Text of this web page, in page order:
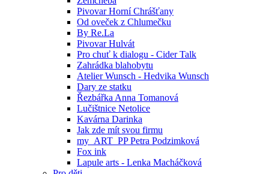
Pivovar Horní Chrášťany
Od oveček z Chlumečku
By Re.La
Pivovar Hulvát
Pro chuť k dialogu - Cider Talk
Zahrádka blahobytu
Atelier Wunsch - Hedvika Wunsch
Dary ze statku
Řezbářka Anna Tomanová
Lučištnice Netolice
Kavárna Darinka
Jak zde mít svou firmu
my_ART_PP Petra Podzimková
Fox ink
Lapule arts - Lenka Macháčková